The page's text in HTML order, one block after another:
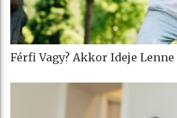
Férfi Vagy? Akkor Ideje